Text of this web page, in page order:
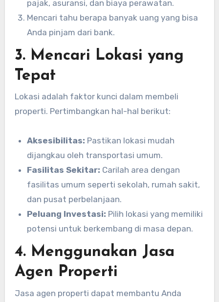
pajak, asuransi, dan biaya perawatan.
Mencari tahu berapa banyak uang yang bisa
Anda pinjam dari bank.
3. Mencari Lokasi yang
Tepat
Lokasi adalah faktor kunci dalam membeli
properti. Pertimbangkan hal-hal berikut:
Aksesibilitas: Pastikan lokasi mudah
dijangkau oleh transportasi umum.
Fasilitas Sekitar: Carilah area dengan
fasilitas umum seperti sekolah, rumah sakit,
dan pusat perbelanjaan.
Peluang Investasi: Pilih lokasi yang memiliki
potensi untuk berkembang di masa depan.
4. Menggunakan Jasa
Agen Properti
Jasa agen properti dapat membantu Anda